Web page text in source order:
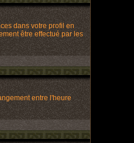
dans votre profil en
être effectué par les
entre l'heure